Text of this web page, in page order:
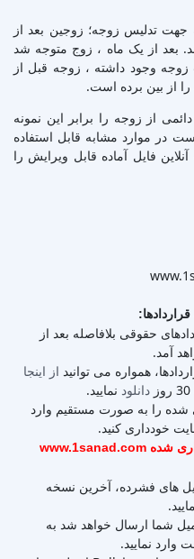
تدلیس زوجه؛ زوجین بعد از
بعد از یک ماه ، زوج متوجه شد
وجود داشته ، زوجه قبل از
را از بین برده است.
از زوجه را برابر این نمونه
در موارد مشابه قابل استفاده
فایل آماده قابل ویرایش را
حقوقی بلافاصله بعد از
آمد.
همواره می توانید از اینجا
دانلود نمایید.
شده را به صورت مستقیم وارد
خودداری کنید.
پسورد تمامی فایل های خریداری شده www.1sanad.com
های فشرده، آخرین نسخه
شما ارسال خواهد شد به
وارد نمایید.